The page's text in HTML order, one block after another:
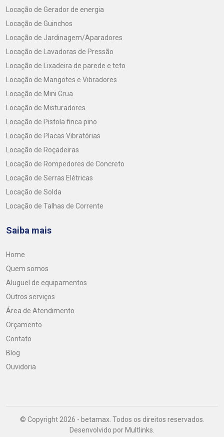
Locação de Gerador de energia
Locação de Guinchos
Locação de Jardinagem/Aparadores
Locação de Lavadoras de Pressão
Locação de Lixadeira de parede e teto
Locação de Mangotes e Vibradores
Locação de Mini Grua
Locação de Misturadores
Locação de Pistola finca pino
Locação de Placas Vibratórias
Locação de Roçadeiras
Locação de Rompedores de Concreto
Locação de Serras Elétricas
Locação de Solda
Locação de Talhas de Corrente
Saiba mais
Home
Quem somos
Aluguel de equipamentos
Outros serviços
Área de Atendimento
Orçamento
Contato
Blog
Ouvidoria
© Copyright 2026 - betamax. Todos os direitos reservados.
Desenvolvido por Multlinks